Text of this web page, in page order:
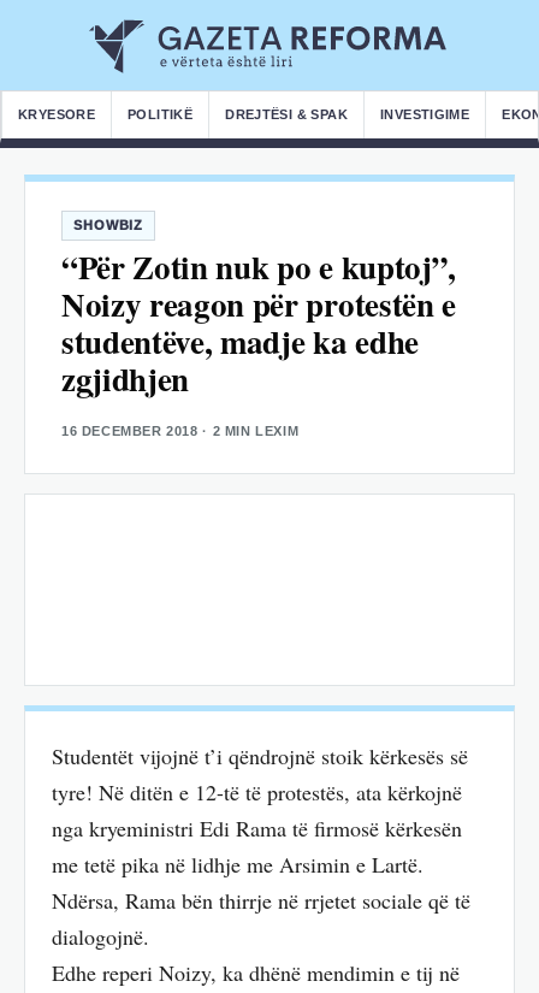
KRYESORE POLITIKË DREJTËSI & SPAK INVESTIGIME
SHOWBIZ
“Për Zotin nuk po e kuptoj”,
Noizy reagon për protestën e
studentëve, madje ka edhe
zgjidhjen
16 DECEMBER 2018 · 2 MIN LEXIM
Studentët vijojnë t’i qëndrojnë stoik kërkesës së
tyre! Në ditën e 12-të të protestës, ata kërkojnë
nga kryeministri Edi Rama të firmosë kërkesën
me tetë pika në lidhje me Arsimin e Lartë.
Ndërsa, Rama bën thirrje në rrjetet sociale që të
dialogojnë.
Edhe reperi Noizy, ka dhënë mendimin e tij në